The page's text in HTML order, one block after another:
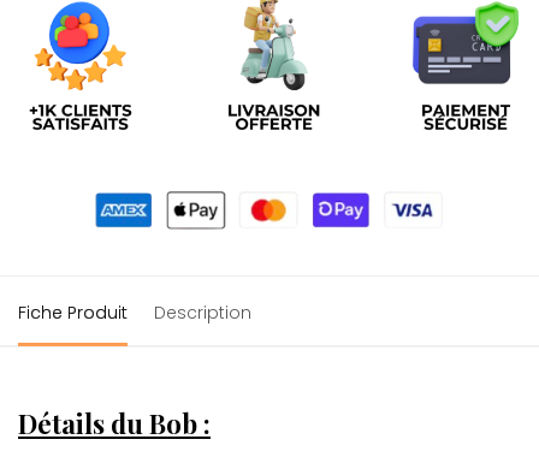
Fiche Produit Description
Détails du Bob :